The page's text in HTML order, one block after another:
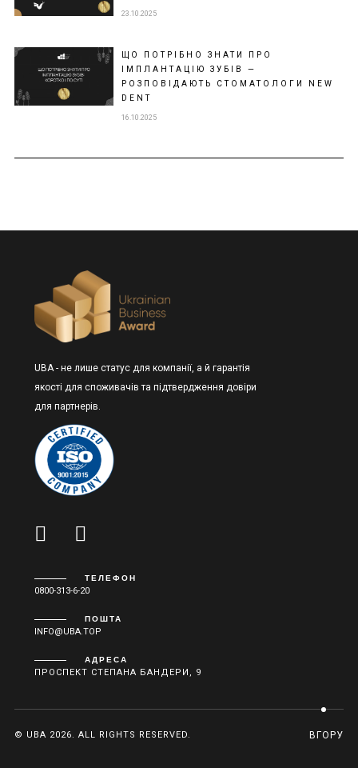
23.10.2025
ЩО ПОТРІБНО ЗНАТИ ПРО
ІМПЛАНТАЦІЮ ЗУБІВ —
РОЗПОВІДАЮТЬ СТОМАТОЛОГИ NEW
DENT
16.10.2025
UBA - не лише статус для компанії, а й гарантія
якості для споживачів та підтвердження довіри
для партнерів.
ТЕЛЕФОН
0800-313-6-20
ПОШТА
INFO@UBA.TOP
АДРЕСА
ПРОСПЕКТ СТЕПАНА БАНДЕРИ, 9
© UBA 2026. ALL RIGHTS RESERVED. ВГОРУ